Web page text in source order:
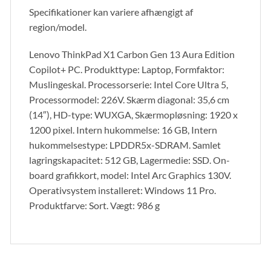
Specifikationer kan variere afhængigt af
region/model.
Lenovo ThinkPad X1 Carbon Gen 13 Aura Edition
Copilot+ PC. Produkttype: Laptop, Formfaktor:
Muslingeskal. Processorserie: Intel Core Ultra 5,
Processormodel: 226V. Skærm diagonal: 35,6 cm
(14″), HD-type: WUXGA, Skærmopløsning: 1920 x
1200 pixel. Intern hukommelse: 16 GB, Intern
hukommelsestype: LPDDR5x-SDRAM. Samlet
lagringskapacitet: 512 GB, Lagermedie: SSD. On-
board grafikkort, model: Intel Arc Graphics 130V.
Operativsystem installeret: Windows 11 Pro.
Produktfarve: Sort. Vægt: 986 g